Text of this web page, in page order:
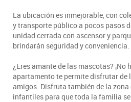
La ubicación es inmejorable, con
y transporte público a pocos pasos
unidad cerrada con ascensor y
brindarán seguridad y conveniencia.
¿Eres amante de las mascotas? ¡No
apartamento te permite disfrutar de
amigos. Disfruta también de la zona
infantiles para que toda la familia